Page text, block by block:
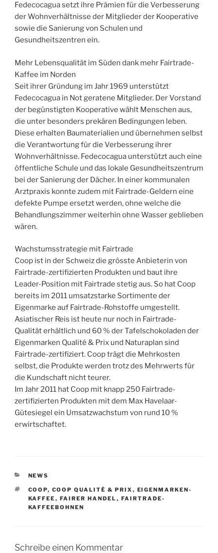
Fedecocagua setzt ihre Prämien für die Verbesserung
der Wohnverhältnisse der Mitglieder der Kooperative
sowie die Sanierung von Schulen und
Gesundheitszentren ein.
Mehr Lebensqualität im Süden dank mehr Fairtrade-
Kaffee im Norden
Seit ihrer Gründung im Jahr 1969 unterstützt
Fedecocagua in Not geratene Mitglieder. Der Vorstand
der begünstigten Kooperative wählt Menschen aus,
die unter besonders prekären Bedingungen leben.
Diese erhalten Baumaterialien und übernehmen selbst
die Verantwortung für die Verbesserung ihrer
Wohnverhältnisse. Fedecocagua unterstützt auch eine
öffentliche Schule und das lokale Gesundheitszentrum
bei der Sanierung der Dächer. In einer kommunalen
Arztpraxis konnte zudem mit Fairtrade-Geldern eine
defekte Pumpe ersetzt werden, ohne welche die
Behandlungszimmer weiterhin ohne Wasser geblieben
wären.
Wachstumsstrategie mit Fairtrade
Coop ist in der Schweiz die grösste Anbieterin von
Fairtrade-zertifizierten Produkten und baut ihre
Leader-Position mit Fairtrade stetig aus. So hat Coop
bereits im 2011 umsatzstarke Sortimente der
Eigenmarke auf Fairtrade-Rohstoffe umgestellt.
Asiatischer Reis ist heute nur noch in Fairtrade-
Qualität erhältlich und 60 % der Tafelschokoladen der
Eigenmarken Qualité & Prix und Naturaplan sind
Fairtrade-zertifiziert. Coop trägt die Mehrkosten
selbst, die Produkte werden trotz des Mehrwerts für
die Kundschaft nicht teurer.
Im Jahr 2011 hat Coop mit knapp 250 Fairtrade-
zertifizierten Produkten mit dem Max Havelaar-
Gütesiegel ein Umsatzwachstum von rund 10 %
erwirtschaftet.
KATEGORIEN
NEWS
SCHLAGWÖRTER
COOP, COOP QUALITÉ & PRIX , EIGENMARKEN-
KAFFEE , FAIRER HANDEL , FAIRTRADE-
KAFFEEBOHNEN
Schreibe einen Kommentar